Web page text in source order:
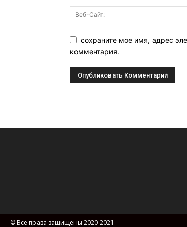
сохраните мое имя, адрес
комментария.
© Все права защищены 2020-2021